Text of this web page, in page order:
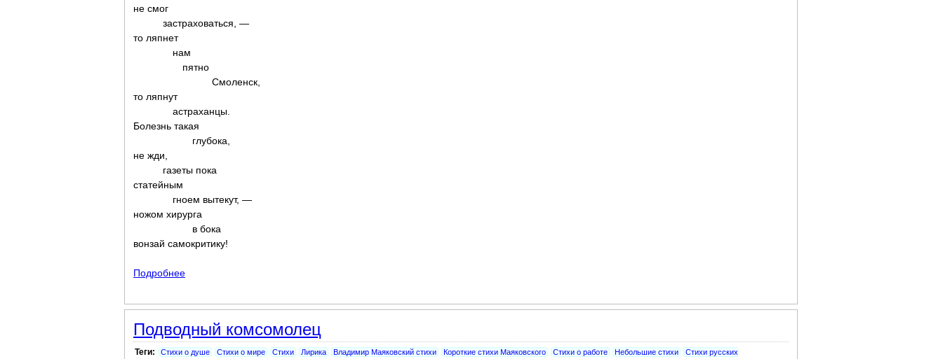
не смог
застраховаться, —
то ляпнет
нам
пятно
Смоленск,
то ляпнут
астраханцы.
Болезнь такая
глубока,
не жди,
газеты пока
статейным
гноем вытекут, —
ножом хирурга
в бока
вонзай самокритику!
Подробнее
Подводный комсомолец
Теги: Стихи о душе Стихи о мире Стихи Лирика Владимир Маяковский стихи Короткие стихи Маяковского Стихи о работе Небольшие стихи
Стихи русских